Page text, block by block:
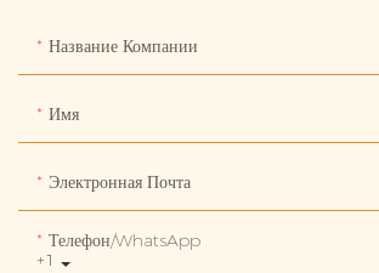
Название Компании
Имя
Электронная Почта
+1
Телефон/WhatsApp